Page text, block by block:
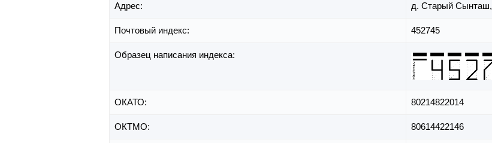
Адрес: д. Старый Сынташ,
Почтовый индекс: 452745
Образец написания индекса:
ОКАТО: 80214822014
ОКТМО: 80614422146